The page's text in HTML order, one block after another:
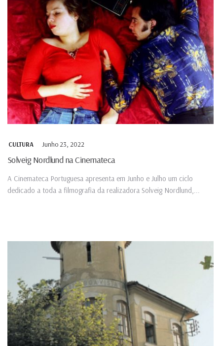
CULTURA Junho 23, 2022
Solveig Nordlund na Cinemateca
A Cinemateca Portuguesa apresenta em Junho e Julho um ciclo
dedicado a toda a filmografia da realizadora Solveig Nordlund,...